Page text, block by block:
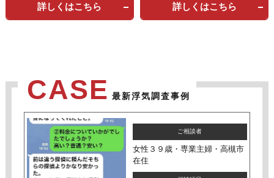
詳しくはこちら 詳しくはこちら
最新浮気調査事例
ご相談者
女性３９歳・専業主婦・高槻市
在住